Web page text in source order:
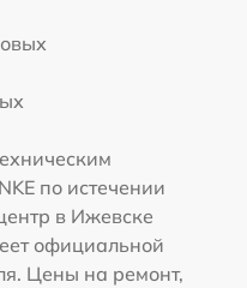
по истечении
в Ижевске
официальной
Цены на ремонт,